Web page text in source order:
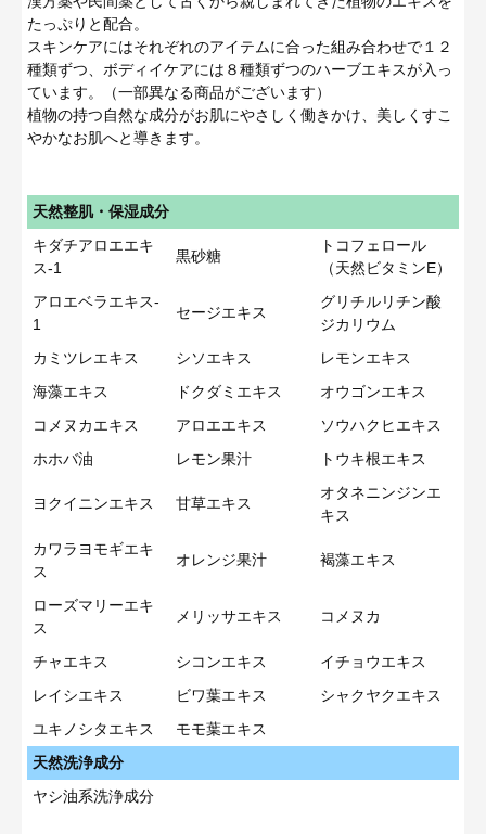
たっぷりと配合。
スキンケアにはそれぞれのアイテムに合った組み合わせで１２
種類ずつ、ボディイケアには８種類ずつのハーブエキスが入っ
ています。（一部異なる商品がございます）
植物の持つ自然な成分がお肌にやさしく働きかけ、美しくすこ
やかなお肌へと導きます。
天然整肌・保湿成分
キダチアロエエキ
ス-1
黒砂糖
トコフェロール
（天然ビタミンE）
アロエベラエキス-
1
セージエキス
グリチルリチン酸
ジカリウム
カミツレエキス
シソエキス
レモンエキス
海藻エキス
ドクダミエキス
オウゴンエキス
コメヌカエキス
アロエエキス
ソウハクヒエキス
ホホバ油
レモン果汁 トウキ根エキス
ヨクイニンエキス 甘草エキス
オタネニンジンエ
キス
カワラヨモギエキ
ス
オレンジ果汁 褐藻エキス
ローズマリーエキ
ス
メリッサエキス コメヌカ
チャエキス シコンエキス
イチョウエキス
レイシエキス
ビワ葉エキス
シャクヤクエキス
ユキノシタエキス
モモ葉エキス
天然洗浄成分
ヤシ油系洗浄成分